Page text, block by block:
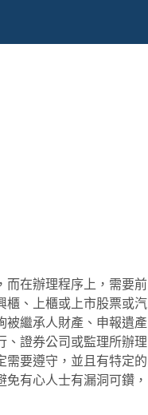
而在辦理程序上，需要前
櫃、上櫃或上市股票或汽
被繼承人財產、申報遺產
、證券公司或監理所辦理
需要遵守，並且有特定的
有心人士有漏洞可鑽，